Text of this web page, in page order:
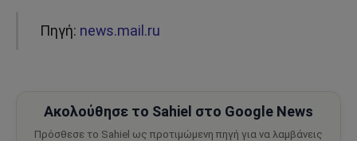
Πηγή: news.mail.ru
Ακολούθησε το Sahiel στο Google News
Πρόσθεσε το Sahiel ως προτιμώμενη πηγή για να λαμβάνεις